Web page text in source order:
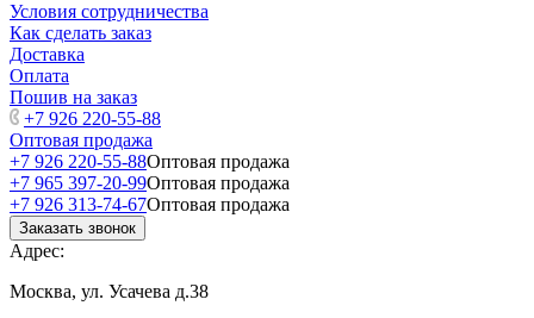
Условия сотрудничества
Как сделать заказ
Доставка
Оплата
Пошив на заказ
+7 926 220-55-88
Оптовая продажа
+7 926 220-55-88Оптовая продажа
+7 965 397-20-99Оптовая продажа
+7 926 313-74-67Оптовая продажа
Заказать звонок
Адрес:
Москва, ул. Усачева д.38